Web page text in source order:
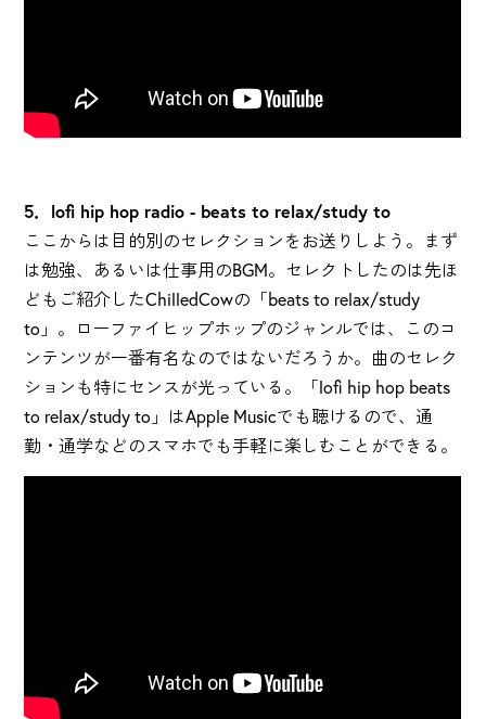
5．lofi hip hop radio - beats to relax/study to
ここからは目的別のセレクションをお送りしよう。まず
は勉強、あるいは仕事用のBGM。セレクトしたのは先ほ
どもご紹介したChilledCowの「beats to relax/study
to」。ローファイヒップホップのジャンルでは、このコ
ンテンツが一番有名なのではないだろうか。曲のセレク
ションも特にセンスが光っている。「lofi hip hop beats
to relax/study to」はApple Musicでも聴けるので、通
勤・通学などのスマホでも手軽に楽しむことができる。